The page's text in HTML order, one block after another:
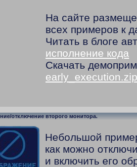
На сайте
всех примеров к
Читать в блоге
исполнение кода
Скачать
early_execution.zip
отключение второго монитора.
Небольшой
как можно
и включить его